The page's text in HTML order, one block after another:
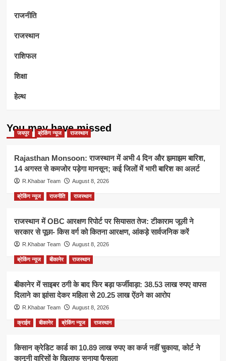
राजनीति
राजस्थान
राशिफल
शिक्षा
हेल्थ
You may have missed
जयपुर ब्रेकिंग न्यूज राजस्थान
Rajasthan Monsoon: राजस्थान में अभी 4 दिन और झमाझम बारिश,
14 अगस्त से कमजोर पड़ेगा मानसून; कई जिलों में भारी बारिश का अलर्ट
R.Khabar Team August 8, 2026
ब्रेकिंग न्यूज राजनीति राजस्थान
राजस्थान में OBC आरक्षण रिपोर्ट पर सियासत तेज: टीकाराम जूली ने
सरकार से पूछा- किस वर्ग को कितना आरक्षण, आंकड़े सार्वजनिक करें
R.Khabar Team August 8, 2026
ब्रेकिंग न्यूज बीकानेर राजस्थान
बीकानेर में साइबर ठगी के बाद फिर बड़ा फर्जीवाड़ा: 38.53 लाख रुपए वापस
दिलाने का झांसा देकर महिला से 20.25 लाख ऐंठने का आरोप
R.Khabar Team August 8, 2026
क्राईम बीकानेर ब्रेकिंग न्यूज राजस्थान
किसान क्रेडिट कार्ड का 10.89 लाख रुपए का कर्ज नहीं चुकाया, कोर्ट ने
कानूनी वारिसों के खिलाफ सुनाया फैसला